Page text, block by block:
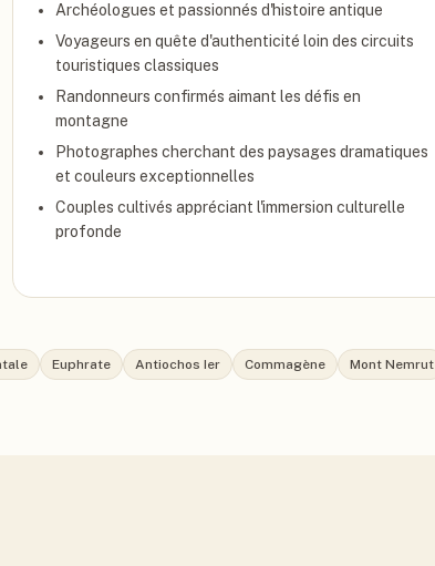
Archéologues et passionnés d'histoire antique
Voyageurs en quête d'authenticité loin des circuits
touristiques classiques
Randonneurs confirmés aimant les défis en
montagne
Photographes cherchant des paysages dramatiques
et couleurs exceptionnelles
Couples cultivés appréciant l'immersion culturelle
profonde
Euphrate Antiochos Ier Commagène Mont Nemrut